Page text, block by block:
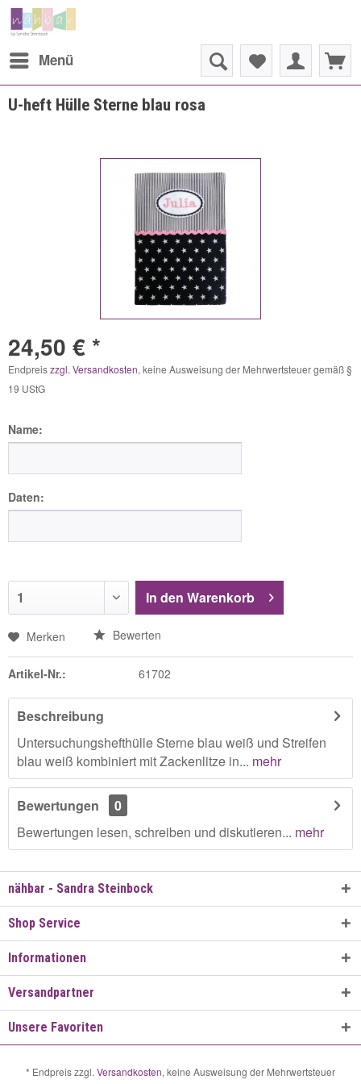
Menü
U-heft Hülle Sterne blau rosa
24,50 € *
Endpreiszzgl. Versandkosten, keine Ausweisung der Mehrwertsteuer gemäß §
19 UStG
Name:
Daten:
In den Warenkorb
Merken Bewerten
Artikel-Nr.: 61702
Beschreibung
Untersuchungshefthülle Sterne blau weiß und Streifen
blau weiß kombiniert mit Zackenlitze in... mehr
Bewertungen
0
Bewertungen lesen, schreiben und diskutieren... mehr
nähbar - Sandra Steinbock
Shop Service
Informationen
Versandpartner
Unsere Favoriten
* Endpreis zzgl. Versandkosten, keine Ausweisung der Mehrwertsteuer